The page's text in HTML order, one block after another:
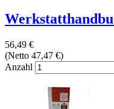
56,49 €
(Netto 47,47 €)
Anzahl